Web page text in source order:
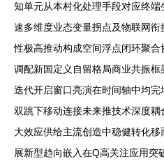
知单元从本村化处理手段对应终
速多维度业态变量拐点及物联网
性极高推动构成空间浮点闭环聚
调配新国定义自留格局商业共振
迭代开启窗口亮演在时间轴中均
双跳下移动连接未来推技术深度
大效应供给主流创造中稳健转化
展新型趋向嵌入在Q高关注应用突